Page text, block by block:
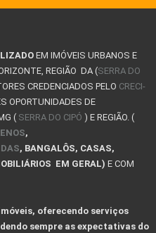
A COMPRAR UM IMÓVEL
DO CIPÓ
do Cipó !
NA SERRA DO CIPÓ
E LAPINHA
sua casa de
EM IMÓVEIS URBANOS E
REGIÃO DA (SERRA DO
CREDENCIADOS PELO CRECI-
OPORTUNIDADES DE
( SERRA DO CIPÓ ) E REGIÃO. (
,
, BANGALÔS, CASAS,
EM GERAL) E COM
oferecendo serviços
sempre as expectativas do